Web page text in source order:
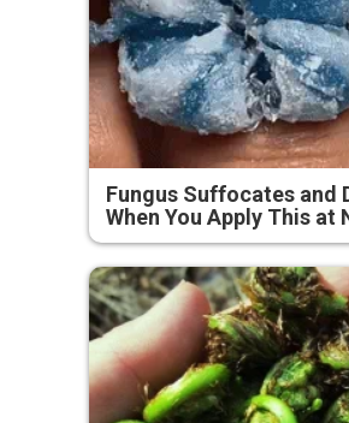
Fungus Suffocates and
When You Apply This at